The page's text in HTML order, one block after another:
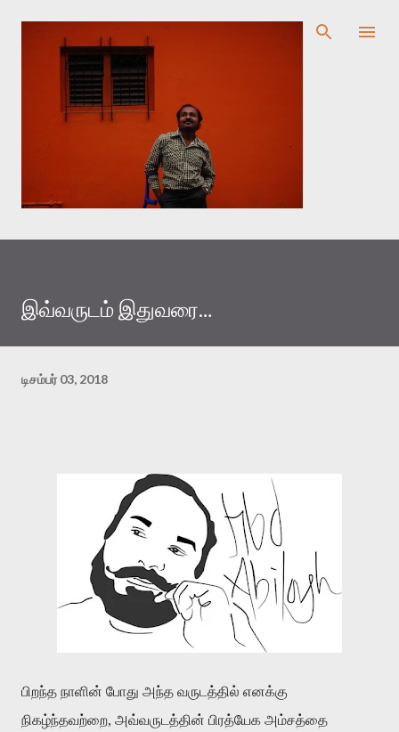
முதன்மை உள்ளடக்கத்திற்குச் செல்
இவ்வருடம் இதுவரை…
டிசம்பர் 03, 2018
பிறந்த நாளின் போது அந்த வருடத்தில் எனக்கு
நிகழ்ந்தவற்றை, அவ்வருடத்தின் பிரத்யேக அம்சத்தை